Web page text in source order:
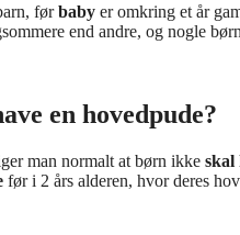
førbaby er omkring et år
end andre, og nogle
en hovedpude?
man normalt at børn ikke skal
før i 2 års alderen, hvor deres